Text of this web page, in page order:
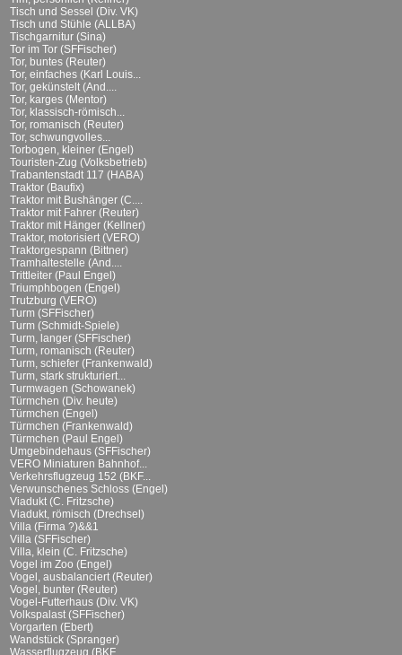
Tisch und Sessel (Div. VK)
Tisch und Stühle (ALLBA)
Tischgarnitur (Sina)
Tor im Tor (SFFischer)
Tor, buntes (Reuter)
Tor, einfaches (Karl Louis...
Tor, gekünstelt (And....
Tor, karges (Mentor)
Tor, klassisch-römisch...
Tor, romanisch (Reuter)
Tor, schwungvolles...
Torbogen, kleiner (Engel)
Touristen-Zug (Volksbetrieb)
Trabantenstadt 117 (HABA)
Traktor (Baufix)
Traktor mit Bushänger (C....
Traktor mit Fahrer (Reuter)
Traktor mit Hänger (Kellner)
Traktor, motorisiert (VERO)
Traktorgespann (Bittner)
Tramhaltestelle (And....
Trittleiter (Paul Engel)
Triumphbogen (Engel)
Trutzburg (VERO)
Turm (SFFischer)
Turm (Schmidt-Spiele)
Turm, langer (SFFischer)
Turm, romanisch (Reuter)
Turm, schiefer (Frankenwald)
Turm, stark strukturiert...
Turmwagen (Schowanek)
Türmchen (Div. heute)
Türmchen (Engel)
Türmchen (Frankenwald)
Türmchen (Paul Engel)
Umgebindehaus (SFFischer)
VERO Miniaturen Bahnhof...
Verkehrsflugzeug 152 (BKF...
Verwunschenes Schloss (Engel)
Viadukt (C. Fritzsche)
Viadukt, römisch (Drechsel)
Villa (Firma ?)&&1
Villa (SFFischer)
Villa, klein (C. Fritzsche)
Vogel im Zoo (Engel)
Vogel, ausbalanciert (Reuter)
Vogel, bunter (Reuter)
Vogel-Futterhaus (Div. VK)
Volkspalast (SFFischer)
Vorgarten (Ebert)
Wandstück (Spranger)
Wasserflugzeug (BKF